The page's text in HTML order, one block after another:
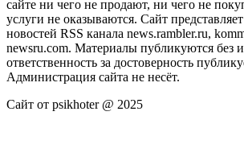
сайте ни чего не продают, ни чего не
услуги не оказываются. Сайт
новостей RSS канала news.rambler.ru,
newsru.com. Материалы публикуются без
ответственность за достоверность
Администрация сайта не несёт.
Сайт от psikhoter @ 2025